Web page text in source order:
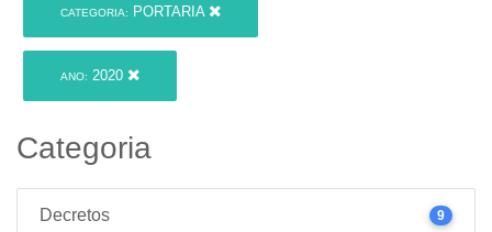
CATEGORIA: PORTARIA
ANO: 2020
Categoria
Decretos 9